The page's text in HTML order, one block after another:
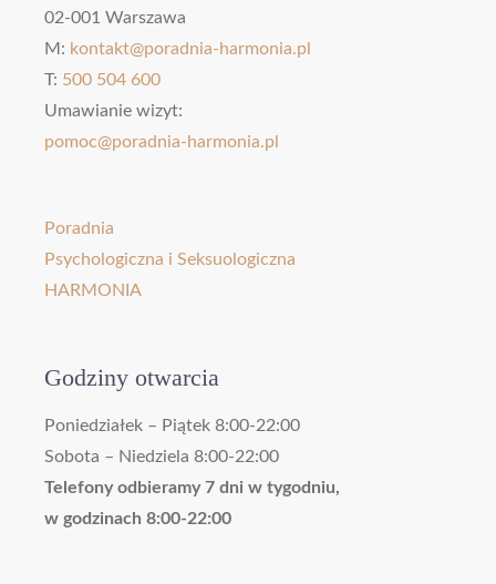
02-001 Warszawa
M: kontakt@poradnia-harmonia.pl
T: 500 504 600
Umawianie wizyt:
pomoc@poradnia-harmonia.pl
Poradnia
Psychologiczna i Seksuologiczna
HARMONIA
Godziny otwarcia
Poniedziałek – Piątek 8:00-22:00
Sobota – Niedziela 8:00-22:00
Telefony odbieramy 7 dni w tygodniu,
w godzinach 8:00-22:00